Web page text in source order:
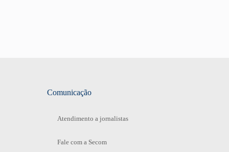
Comunicação
Atendimento a jornalistas
Fale com a Secom